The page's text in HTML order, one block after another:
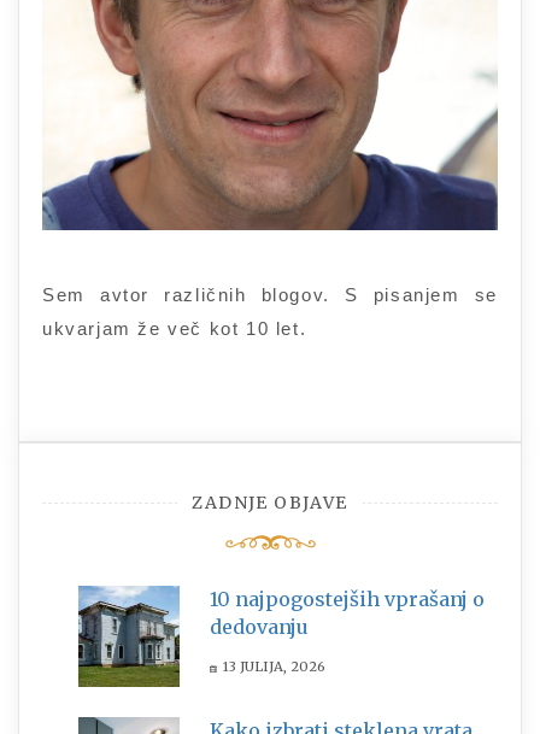
Sem avtor različnih blogov. S pisanjem se
ukvarjam že več kot 10 let.
ZADNJE OBJAVE
10 najpogostejših vprašanj o
dedovanju
13 JULIJA, 2026